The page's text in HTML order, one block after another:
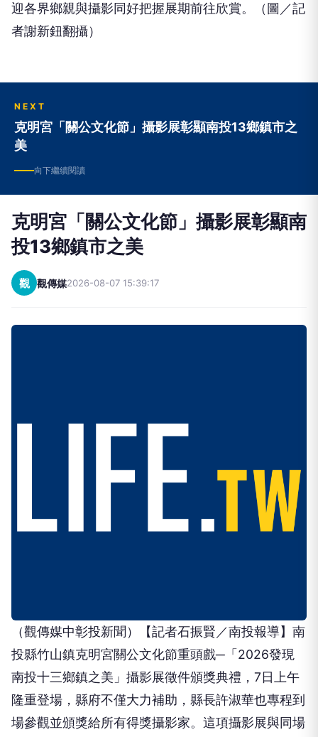
迎各界鄉親與攝影同好把握展期前往欣賞。（圖／記
者謝新鈕翻攝）
NEXT
克明宮「關公文化節」攝影展彰顯南投13鄉鎮市之
美
向下繼續閱讀
克明宮「關公文化節」攝影展彰顯南
投13鄉鎮市之美
觀 觀傳媒2026-08-07 15:39:17
（觀傳媒中彰投新聞）【記者石振賢／南投報導】南
投縣竹山鎮克明宮關公文化節重頭戲─「2026發現
南投十三鄉鎮之美」攝影展徵件頒獎典禮，7日上午
隆重登場，縣府不僅大力補助，縣長許淑華也專程到
場參觀並頒獎給所有得獎攝影家。這項攝影展與同場